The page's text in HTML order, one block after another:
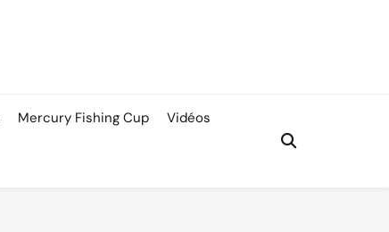
Mercury Fishing Cup Vidéos